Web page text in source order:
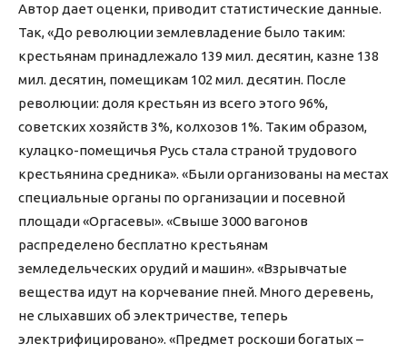
Автор дает оценки, приводит статистические данные.
Так, «До революции землевладение было таким:
крестьянам принадлежало 139 мил. десятин, казне 138
мил. десятин, помещикам 102 мил. десятин. После
революции: доля крестьян из всего этого 96%,
советских хозяйств 3%, колхозов 1%. Таким образом,
кулацко-помещичья Русь стала страной трудового
крестьянина средника». «Были организованы на местах
специальные органы по организации и посевной
площади «Оргасевы». «Свыше 3000 вагонов
распределено бесплатно крестьянам
земледельческих орудий и машин». «Взрывчатые
вещества идут на корчевание пней. Много деревень,
не слыхавших об электричестве, теперь
электрифицировано». «Предмет роскоши богатых –